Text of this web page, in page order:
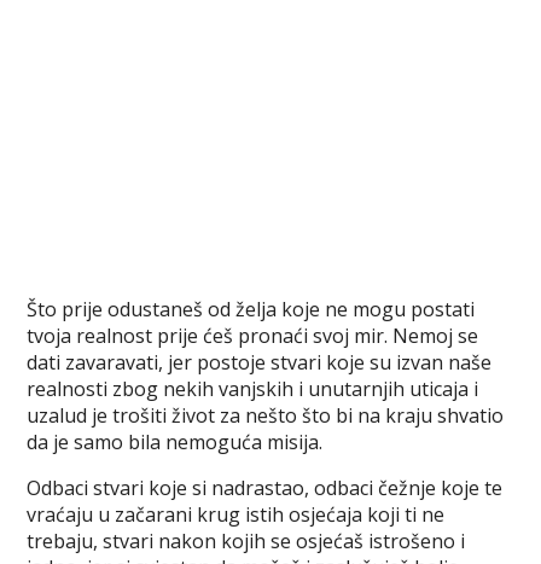
Što prije odustaneš od želja koje ne mogu postati
tvoja realnost prije ćeš pronaći svoj mir. Nemoj se
dati zavaravati, jer postoje stvari koje su izvan naše
realnosti zbog nekih vanjskih i unutarnjih uticaja i
uzalud je trošiti život za nešto što bi na kraju shvatio
da je samo bila nemoguća misija.
Odbaci stvari koje si nadrastao, odbaci čežnje koje te
vraćaju u začarani krug istih osjećaja koji ti ne
trebaju, stvari nakon kojih se osjećaš istrošeno i